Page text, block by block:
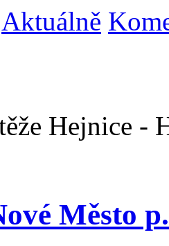
Aktuálně
Hejnice -
Město